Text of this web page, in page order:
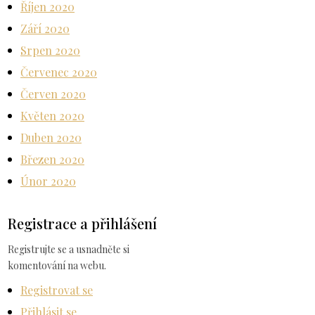
Říjen 2020
Září 2020
Srpen 2020
Červenec 2020
Červen 2020
Květen 2020
Duben 2020
Březen 2020
Únor 2020
Registrace a přihlášení
Registrujte se a usnadněte si
komentování na webu.
Registrovat se
Přihlásit se